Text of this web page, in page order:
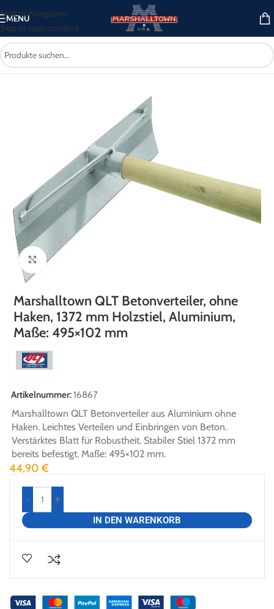
Skip to navigation
Skip to main content
MENU
Start/ Betonwerkzeug
Click to enlarge
Marshalltown QLT Betonverteiler, ohne
Haken, 1372 mm Holzstiel, Aluminium,
Maße: 495×102 mm
Artikelnummer:16867
Marshalltown QLT Betonverteiler aus Aluminium ohne
Haken. Leichtes Verteilen und Einbringen von Beton.
Verstärktes Blatt für Robustheit. Stabiler Stiel 1372 mm
bereits befestigt. Maße: 495×102 mm.
44,90€
-
+
IN DEN WARENKORB